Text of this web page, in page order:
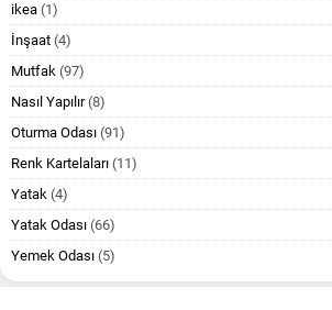
ikea (1)
İnşaat (4)
Mutfak (97)
Nasıl Yapılır(8)
Oturma Odası (91)
Renk Kartelaları (11)
Yatak (4)
Yatak Odası (66)
Yemek Odası (5)